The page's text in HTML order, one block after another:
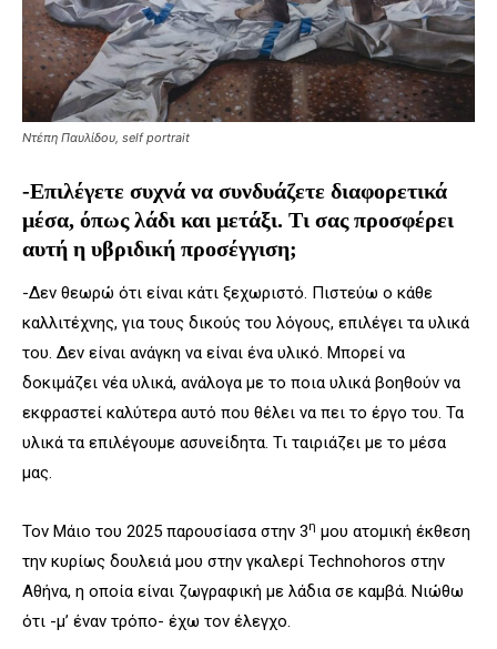
Ντέπη Παυλίδου, self portrait
-Επιλέγετε συχνά να συνδυάζετε διαφορετικά
μέσα, όπως λάδι και μετάξι. Τι σας προσφέρει
αυτή η υβριδική προσέγγιση;
-Δεν θεωρώ ότι είναι κάτι ξεχωριστό. Πιστεύω ο κάθε
καλλιτέχνης, για τους δικούς του λόγους, επιλέγει τα υλικά
του. Δεν είναι ανάγκη να είναι ένα υλικό. Μπορεί να
δοκιμάζει νέα υλικά, ανάλογα με το ποια υλικά βοηθούν να
εκφραστεί καλύτερα αυτό που θέλει να πει το έργο του. Τα
υλικά τα επιλέγουμε ασυνείδητα. Τι ταιριάζει με το μέσα
μας.
Τον Μάιο του 2025 παρουσίασα στην 3η μου ατομική έκθεση
την κυρίως δουλειά μου στην γκαλερί Technohoros στην
Αθήνα, η οποία είναι ζωγραφική με λάδια σε καμβά. Νιώθω
ότι -μ’ έναν τρόπο- έχω τον έλεγχο.